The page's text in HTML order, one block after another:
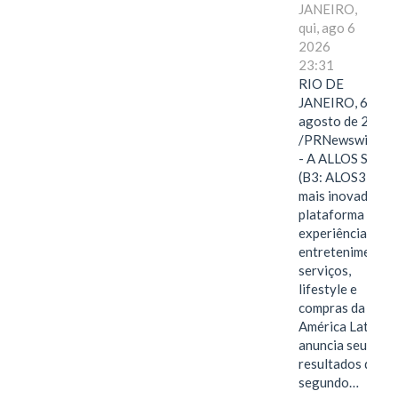
JANEIRO,
qui, ago 6
2026
23:31
RIO DE
JANEIRO, 6 de
agosto de 2026
/PRNewswire/ -
- A ALLOS S.A.
(B3: ALOS3), a
mais inovadora
plataforma de
experiências,
entretenimento,
serviços,
lifestyle e
compras da
América Latina
anuncia seus
resultados do
segundo…